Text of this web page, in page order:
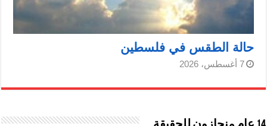
حالة الطقس في فلسطين
7 أغسطس، 2026